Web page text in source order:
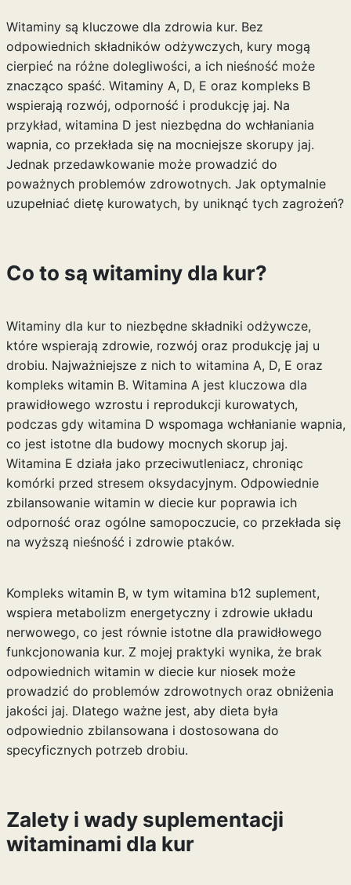
Witaminy są kluczowe dla zdrowia kur. Bez
odpowiednich składników odżywczych, kury mogą
cierpieć na różne dolegliwości, a ich nieśność może
znacząco spaść. Witaminy A, D, E oraz kompleks B
wspierają rozwój, odporność i produkcję jaj. Na
przykład, witamina D jest niezbędna do wchłaniania
wapnia, co przekłada się na mocniejsze skorupy jaj.
Jednak przedawkowanie może prowadzić do
poważnych problemów zdrowotnych. Jak optymalnie
uzupełniać dietę kurowatych, by uniknąć tych zagrożeń?
Co to są witaminy dla kur?
Witaminy dla kur to niezbędne składniki odżywcze,
które wspierają zdrowie, rozwój oraz produkcję jaj u
drobiu. Najważniejsze z nich to witamina A, D, E oraz
kompleks witamin B. Witamina A jest kluczowa dla
prawidłowego wzrostu i reprodukcji kurowatych,
podczas gdy witamina D wspomaga wchłanianie wapnia,
co jest istotne dla budowy mocnych skorup jaj.
Witamina E działa jako przeciwutleniacz, chroniąc
komórki przed stresem oksydacyjnym. Odpowiednie
zbilansowanie witamin w diecie kur poprawia ich
odporność oraz ogólne samopoczucie, co przekłada się
na wyższą nieśność i zdrowie ptaków.
Kompleks witamin B, w tym witamina b12 suplement,
wspiera metabolizm energetyczny i zdrowie układu
nerwowego, co jest równie istotne dla prawidłowego
funkcjonowania kur. Z mojej praktyki wynika, że brak
odpowiednich witamin w diecie kur niosek może
prowadzić do problemów zdrowotnych oraz obniżenia
jakości jaj. Dlatego ważne jest, aby dieta była
odpowiednio zbilansowana i dostosowana do
specyficznych potrzeb drobiu.
Zalety i wady suplementacji
witaminami dla kur